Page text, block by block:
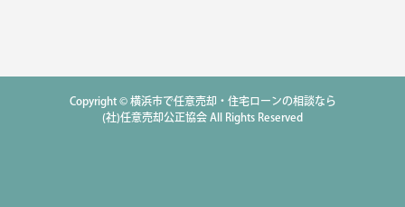
Copyright © 横浜市で任意売却・住宅ローンの相談なら
(社)任意売却公正協会 All Rights Reserved